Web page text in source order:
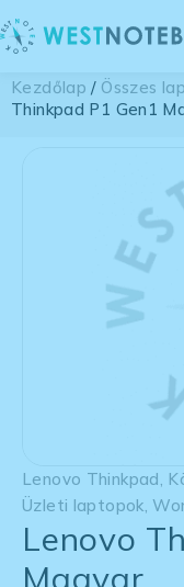
Kezdőlap / Összes
Thinkpad P1 Gen1
Lenovo Thinkpad
Üzleti laptopok
Lenovo
Magyar